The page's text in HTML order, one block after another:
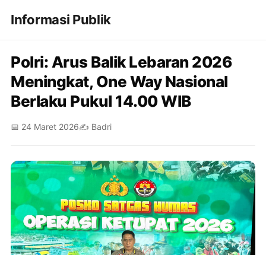
Informasi Publik
Polri: Arus Balik Lebaran 2026
Meningkat, One Way Nasional
Berlaku Pukul 14.00 WIB
📅 24 Maret 2026✍️ Badri